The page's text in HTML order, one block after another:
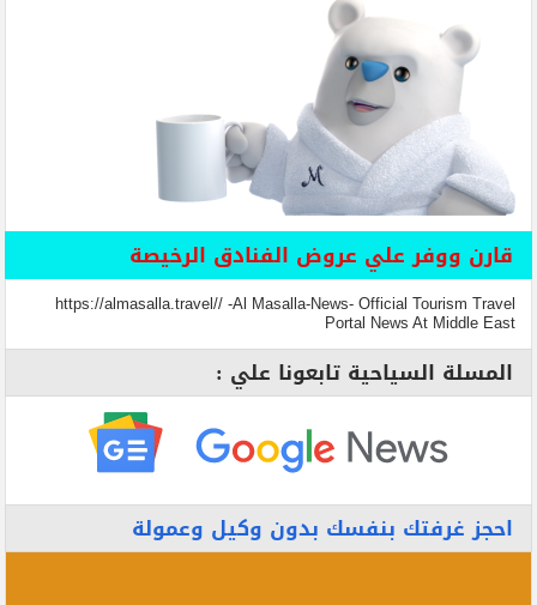
قارن ووفر علي عروض الفنادق الرخيصة
https://almasalla.travel// -Al Masalla-News- Official Tourism Travel
Portal News At Middle East
المسلة السياحية تابعونا علي :
احجز غرفتك بنفسك بدون وكيل وعمولة